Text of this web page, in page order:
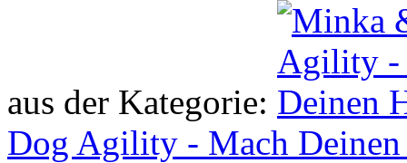
aus der Kategorie:
Dog Agility - Mach